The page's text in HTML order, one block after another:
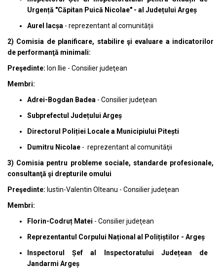
Urgență "Căpitan Puică Nicolae" - al Județului Argeș
Aurel Iacșa - reprezentant al comunității
2) Comisia de planificare, stabilire şi evaluare a indicatorilor
de performanţă minimali:
Preşedinte: Ion Ilie - Consilier judeţean
Membri:
Adrei-Bogdan Badea - Consilier judeţean
Subprefectul Județului Argeș
Directorul Poliției Locale a Municipiului Pitești
Dumitru Nicolae - reprezentant al comunităţii
3) Comisia pentru probleme sociale, standarde profesionale,
consultanţă şi drepturile omului
Preşedinte: Iustin-Valentin Olteanu - Consilier judeţean
Membri:
Florin-Codruț Matei - Consilier judeţean
Reprezentantul Corpului Național al Polițiștilor - Argeș
Inspectorul Șef al Inspectoratului Județean de
Jandarmi Argeș